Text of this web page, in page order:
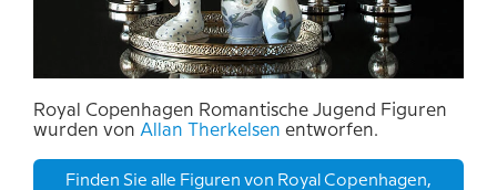
Royal Copenhagen Romantische Jugend Figuren
wurden von Allan Therkelsen entworfen.
Finden Sie alle Figuren von Royal Copenhagen,